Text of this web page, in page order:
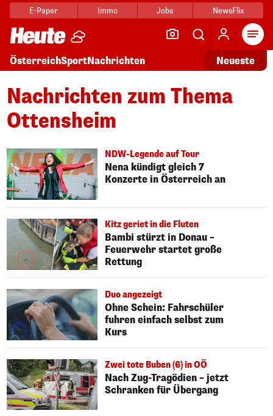
E-Paper Immo Jobs NewsFlix
ÖsterreichSportNachrichten Neueste
Nachrichten zum Thema
Ottensheim
NDW-Legende auf Tour
Nena kündigt gleich 7
Konzerte in Österreich an
Kitz geriet in die Fluten
Bambi stürzt in Donau –
Feuerwehr startet große
Rettung
Duo angezeigt
Ohne Schein: Fahrschüler
fuhren einfach selbst zum
Kurs
Zwei tote Buben (6) in OÖ
Nach Zug-Tragödien – jetzt
Schranken für Übergang